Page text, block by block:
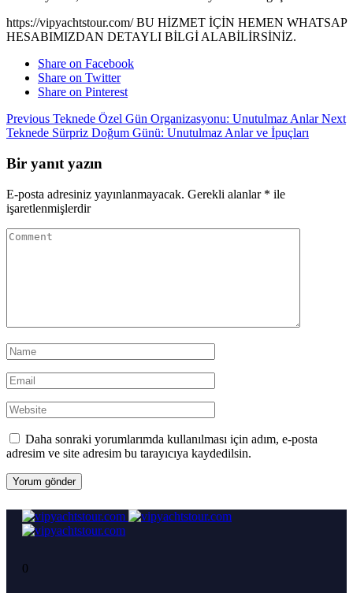
https://vipyachtstour.com/ BU HİZMET İÇİN HEMEN WHATSAP
HESABIMIZDAN DETAYLI BİLGİ ALABİLİRSİNİZ.
Share on Facebook
Share on Twitter
Share on Pinterest
Previous Teknede Özel Gün Organizasyonu: Unutulmaz Anlar Next
Teknede Sürpriz Doğum Günü: Unutulmaz Anlar ve İpuçları
Bir yanıt yazın
E-posta adresiniz yayınlanmayacak. Gerekli alanlar * ile
işaretlenmişlerdir
Daha sonraki yorumlarımda kullanılması için adım, e-posta
adresim ve site adresim bu tarayıcıya kaydedilsin.
0